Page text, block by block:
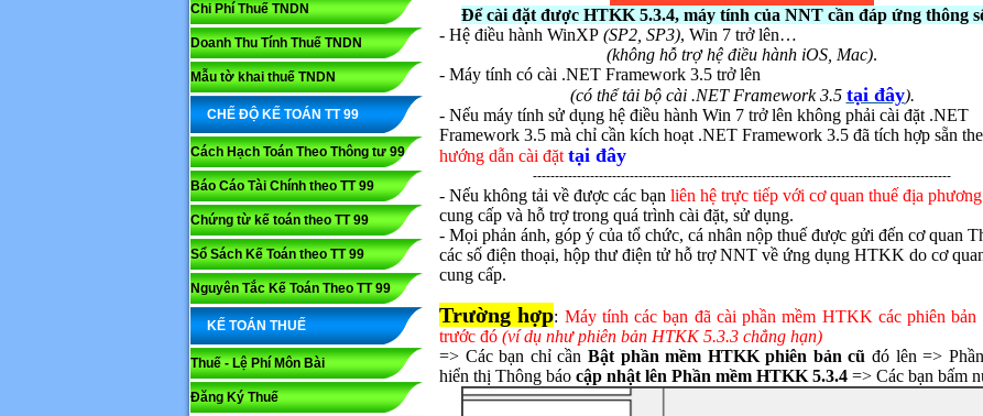
Chi Phí Thuế TNDN
Doanh Thu Tính Thuế TNDN
Mẫu tờ khai thuế TNDN
CHẾ ĐỘ KẾ TOÁN TT 99
Cách Hạch Toán Theo Thông tư 99
Báo Cáo Tài Chính theo TT 99
Chứng từ kế toán theo TT 99
Sổ Sách Kế Toán theo TT 99
Nguyên Tắc Kế Toán Theo TT 99
KẾ TOÁN THUẾ
Thuế - Lệ Phí Môn Bài
Đăng Ký Thuế
Để cài đặt được HTKK 5.3.4, máy tính của NNT cần đáp ứng thông
- Hệ điều hành WinXP (SP2, SP3), Win 7 trở lên…
(không hỗ trợ hệ điều hành iOS, Mac).
- Máy tính có cài .NET Framework 3.5 trở lên
(có thể tải bộ cài .NET Framework 3.5 tại đây).
- Nếu máy tính sử dụng hệ điều hành Win 7 trở lên không phải cài đặt .NET
Framework 3.5 mà chỉ cần kích hoạt .NET Framework 3.5 đã tích hợp sẵn
hướng dẫn cài đặt tại đây
-----------------------------------------------------------------------------------------------
- Nếu không tải về được các bạn liên hệ trực tiếp với cơ quan thuế địa phương
cung cấp và hỗ trợ trong quá trình cài đặt, sử dụng.
- Mọi phản ánh, góp ý của tổ chức, cá nhân nộp thuế được gửi đến cơ quan
các số điện thoại, hộp thư điện tử hỗ trợ NNT về ứng dụng HTKK do cơ
cung cấp.
Trường hợp: Máy tính các bạn đã cài phần mềm HTKK các phiên bản
trước đó (ví dụ như phiên bản HTKK 5.3.3 chẳng hạn)
=> Các bạn chỉ cần Bật phần mềm HTKK phiên bản cũ đó lên =>
hiển thị Thông báo cập nhật lên Phần mềm HTKK 5.3.4 => Các bạn bấm